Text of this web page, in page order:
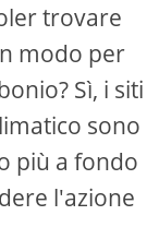
trovare
modo per
Sì, i siti
sono
più a fondo
l'azione